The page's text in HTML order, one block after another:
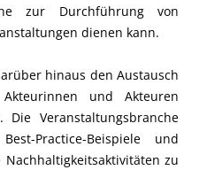
zur Durchführung von
dienen kann.
hinaus den Austausch
und Akteuren
Veranstaltungsbranche
Practice-Beispiele und
zu